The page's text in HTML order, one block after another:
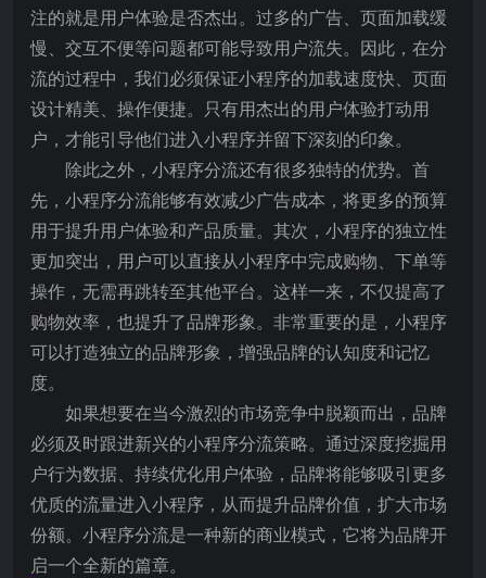
注的就是用户体验是否杰出。过多的广告、页面加载缓
慢、交互不便等问题都可能导致用户流失。因此，在分
流的过程中，我们必须保证小程序的加载速度快、页面
设计精美、操作便捷。只有用杰出的用户体验打动用
户，才能引导他们进入小程序并留下深刻的印象。
除此之外，小程序分流还有很多独特的优势。首
先，小程序分流能够有效减少广告成本，将更多的预算
用于提升用户体验和产品质量。其次，小程序的独立性
更加突出，用户可以直接从小程序中完成购物、下单等
操作，无需再跳转至其他平台。这样一来，不仅提高了
购物效率，也提升了品牌形象。非常重要的是，小程序
可以打造独立的品牌形象，增强品牌的认知度和记忆
度。
如果想要在当今激烈的市场竞争中脱颖而出，品牌
必须及时跟进新兴的小程序分流策略。通过深度挖掘用
户行为数据、持续优化用户体验，品牌将能够吸引更多
优质的流量进入小程序，从而提升品牌价值，扩大市场
份额。小程序分流是一种新的商业模式，它将为品牌开
启一个全新的篇章。